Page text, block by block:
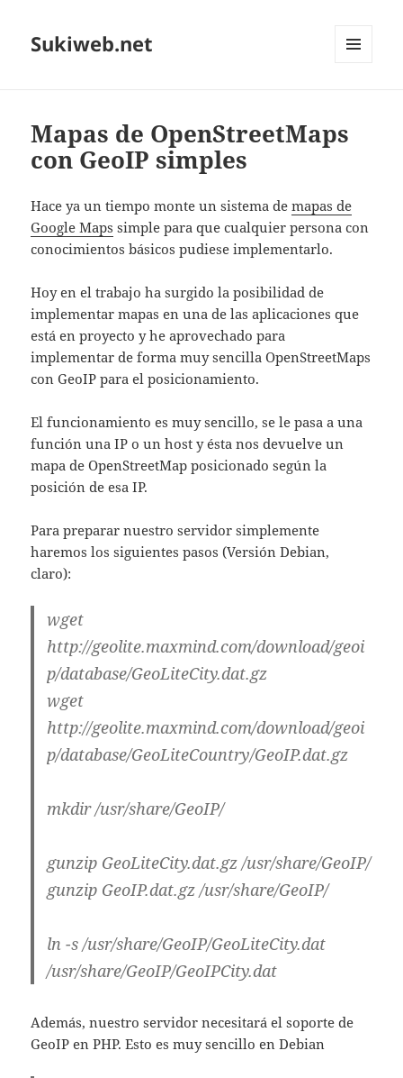
Sukiweb.net
Mapas de OpenStreetMaps
con GeoIP simples
Hace ya un tiempo monte un sistema demapas de
Google Maps simple para que cualquier persona con
conocimientos básicos pudiese implementarlo.
Hoy en el trabajo ha surgido la posibilidad de
implementar mapas en una de las aplicaciones que
está en proyecto y he aprovechado para
implementar de forma muy sencilla OpenStreetMaps
con GeoIP para el posicionamiento.
El funcionamiento es muy sencillo, se le pasa a una
función una IP o un host y ésta nos devuelve un
mapa de OpenStreetMap posicionado según la
posición de esa IP.
Para preparar nuestro servidor simplemente
haremos los siguientes pasos (Versión Debian,
claro):
wget
http://geolite.maxmind.com/download/geoi
p/database/GeoLiteCity.dat.gz
wget
http://geolite.maxmind.com/download/geoi
p/database/GeoLiteCountry/GeoIP.dat.gz
mkdir /usr/share/GeoIP/
gunzip GeoLiteCity.dat.gz /usr/share/GeoIP/
gunzip GeoIP.dat.gz /usr/share/GeoIP/
ln -s /usr/share/GeoIP/GeoLiteCity.dat
/usr/share/GeoIP/GeoIPCity.dat
Además, nuestro servidor necesitará el soporte de
GeoIP en PHP. Esto es muy sencillo en Debian